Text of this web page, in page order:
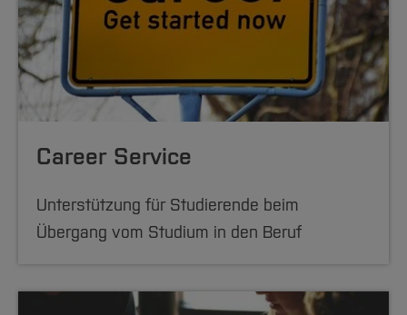
Career Service
Unterstützung für Studierende beim
Übergang vom Studium in den Beruf